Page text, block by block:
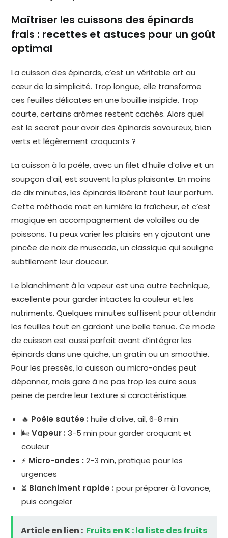
Maîtriser les cuissons des épinards
frais : recettes et astuces pour un goût
optimal
La cuisson des épinards, c’est un véritable art au
cœur de la simplicité. Trop longue, elle transforme
ces feuilles délicates en une bouillie insipide. Trop
courte, certains arômes restent cachés. Alors quel
est le secret pour avoir des épinards savoureux, bien
verts et légèrement croquants ?
La cuisson à la poêle, avec un filet d’huile d’olive et un
soupçon d’ail, est souvent la plus plaisante. En moins
de dix minutes, les épinards libèrent tout leur parfum.
Cette méthode met en lumière la fraîcheur, et c’est
magique en accompagnement de volailles ou de
poissons. Tu peux varier les plaisirs en y ajoutant une
pincée de noix de muscade, un classique qui souligne
subtilement leur douceur.
Le blanchiment à la vapeur est une autre technique,
excellente pour garder intactes la couleur et les
nutriments. Quelques minutes suffisent pour attendrir
les feuilles tout en gardant une belle tenue. Ce mode
de cuisson est aussi parfait avant d’intégrer les
épinards dans une quiche, un gratin ou un smoothie.
Pour les pressés, la cuisson au micro-ondes peut
dépanner, mais gare à ne pas trop les cuire sous
peine de perdre leur texture si caractéristique.
🔥 Poêle sautée : huile d’olive, ail, 6-8 min
🌬Vapeur : 3-5 min pour garder croquant et
couleur
⚡ Micro-ondes : 2-3 min, pratique pour les
urgences
⏳ Blanchiment rapide : pour préparer à l’avance,
puis congeler
Article en lien : Fruits en K : la liste des fruits